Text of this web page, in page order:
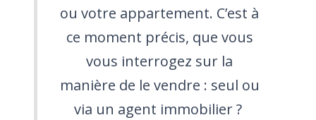
ou votre appartement. C’est à
ce moment précis, que vous
vous interrogez sur la
manière de le vendre : seul ou
via un agent immobilier ?